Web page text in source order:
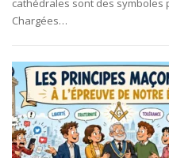
cathédrales sont des symboles
Chargées…